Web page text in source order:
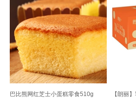
巴比熊网红芝士小蛋糕零食510g
【朗丽